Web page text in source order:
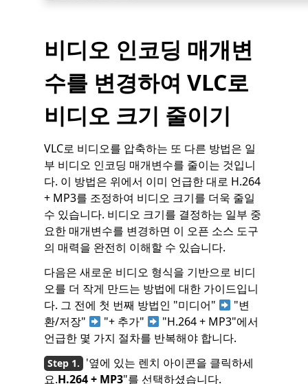
비디오 인코딩 매개변
수를 변경하여 VLC로
비디오 크기 줄이기
VLC로 비디오를 압축하는 또 다른 방법은 일
부 비디오 인코딩 매개변수를 줄이는 것입니
다. 이 방법은 위에서 이미 언급한 대로 H.264
+ MP3를 조정하여 비디오 크기를 더욱 줄일
수 있습니다. 비디오 크기를 결정하는 일부 중
요한 매개변수를 변경하면 이 오픈 소스 도구
의 매력을 완전히 이해할 수 있습니다.
다음은 새로운 비디오 형식을 기반으로 비디
오를 더 작게 만드는 방법에 대한 가이드입니
다. 그 전에 첫 번째 방법인 "미디어"
"변
환/저장"
"+ 추가"
"H.264 + MP3"에서
언급한 몇 가지 절차를 반복해야 합니다.
'옆에 있는 렌치 아이콘을 클릭하세
요.H.264 + MP3"를 선택하셨습니다.